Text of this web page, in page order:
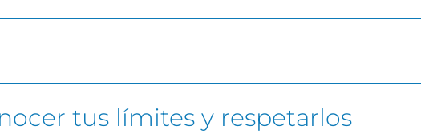
tus límites y respetarlos